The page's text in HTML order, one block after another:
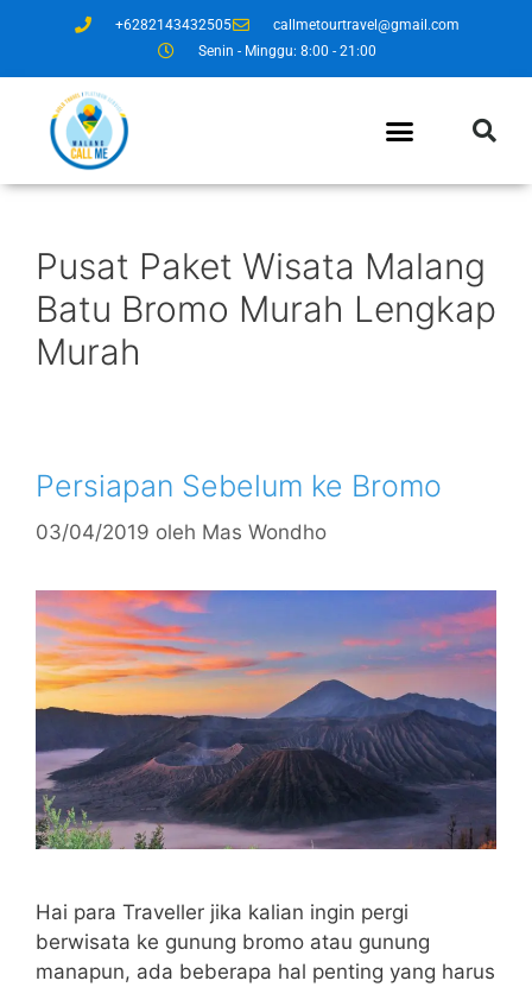
+6282143432505
callmetourtravel@gmail.com
Senin - Minggu: 8:00 - 21:00
Pusat Paket Wisata Malang
Batu Bromo Murah Lengkap
Murah
Persiapan Sebelum ke Bromo
03/04/2019 oleh Mas Wondho
Hai para Traveller jika kalian ingin pergi
berwisata ke gunung bromo atau gunung
manapun, ada beberapa hal penting yang harus